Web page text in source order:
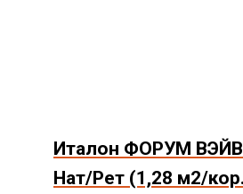
Италон ФОРУМ
Нат/Рет (1,28 м2/